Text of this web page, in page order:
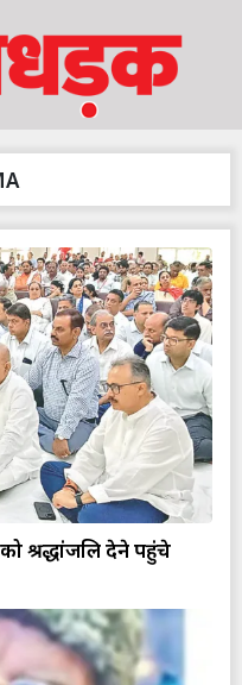
श्रद्धांजलि देने पहुंचे